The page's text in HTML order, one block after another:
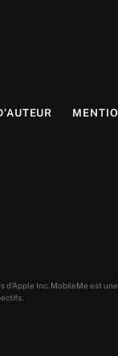
Inc. MobileMe est